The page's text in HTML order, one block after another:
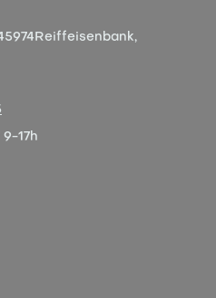
Reiffeisenbank,
9-17h